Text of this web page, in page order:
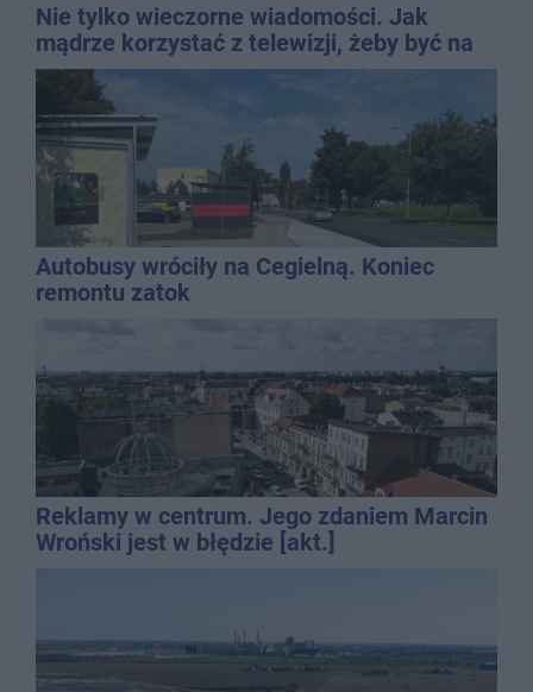
Nie tylko wieczorne wiadomości. Jak
mądrze korzystać z telewizji, żeby być na
bieżąco, ale nie żyć w informacyjnym
chaosie?
Autobusy wróciły na Cegielną. Koniec
remontu zatok
Reklamy w centrum. Jego zdaniem Marcin
Wroński jest w błędzie [akt.]